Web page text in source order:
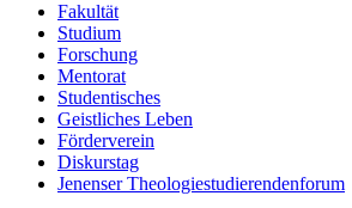
Fakultät
Studium
Forschung
Mentorat
Studentisches
Geistliches Leben
Förderverein
Diskurstag
Jenenser Theologiestudierendenforum